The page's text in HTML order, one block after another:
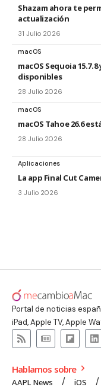
Shazam ahora te
actualización
31 Julio 2026
macOS
macOS Sequoia
disponibles
28 Julio 2026
macOS
macOS Tahoe 26.6
28 Julio 2026
Aplicaciones
La app Final Cut
3 Julio 2026
Portal de noticias
iPad, Apple TV, Apple
Hablamos sobre
AAPL News iOS